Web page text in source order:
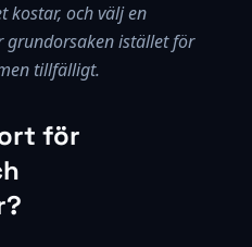
kostar, och välj en
istället för
tillfälligt.
för